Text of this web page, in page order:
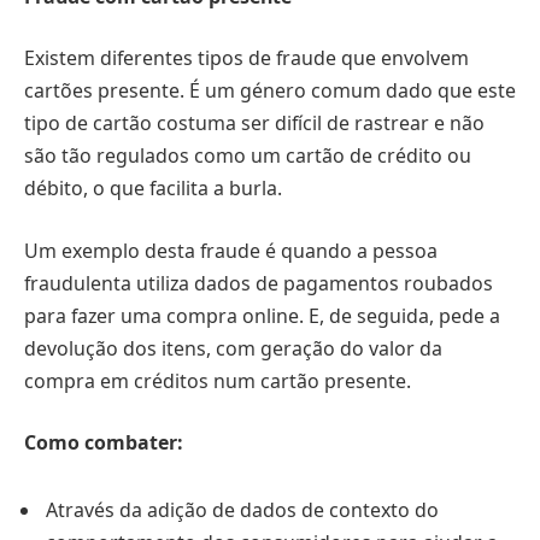
Existem diferentes tipos de fraude que envolvem
cartões presente. É um género comum dado que este
tipo de cartão costuma ser difícil de rastrear e não
são tão regulados como um cartão de crédito ou
débito, o que facilita a burla.
Um exemplo desta fraude é quando a pessoa
fraudulenta utiliza dados de pagamentos roubados
para fazer uma compra online. E, de seguida, pede a
devolução dos itens, com geração do valor da
compra em créditos num cartão presente.
Como combater:
Através da adição de dados de contexto do